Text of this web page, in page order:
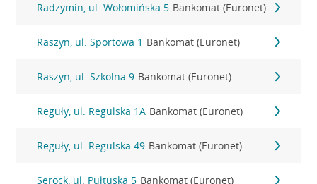
Radzymin, ul. Wołomińska 5 Bankomat (Euronet)
Raszyn, ul. Sportowa 1 Bankomat (Euronet)
Raszyn, ul. Szkolna 9 Bankomat (Euronet)
Reguły, ul. Regulska 1A Bankomat (Euronet)
Reguły, ul. Regulska 49 Bankomat (Euronet)
Serock, ul. Pułtuska 5 Bankomat (Euronet)